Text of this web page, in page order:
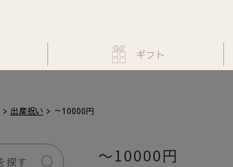
ギフト
出産祝い ～10000円
～10000円